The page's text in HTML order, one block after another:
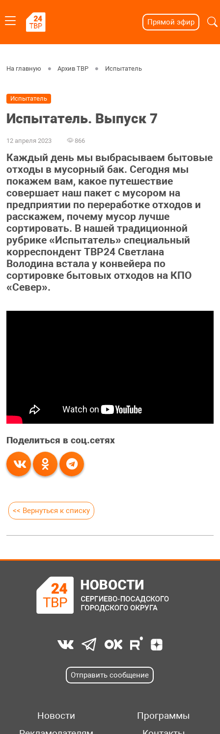
Прямой эфир
На главную Архив ТВР Испытатель
Испытатель
Испытатель. Выпуск 7
12 апреля 2023 866
Каждый день мы выбрасываем бытовые
отходы в мусорный бак. Сегодня мы
покажем вам, какое путешествие
совершает наш пакет с мусором на
предприятии по переработке отходов и
расскажем, почему мусор лучше
сортировать. В нашей традиционной
рубрике «Испытатель» специальный
корреспондент ТВР24 Светлана
Володина встала у конвейера по
сортировке бытовых отходов на КПО
«Север».
Поделиться в соц.сетях
<< Вернуться к списку
Отправить сообщение
Новости
Программы